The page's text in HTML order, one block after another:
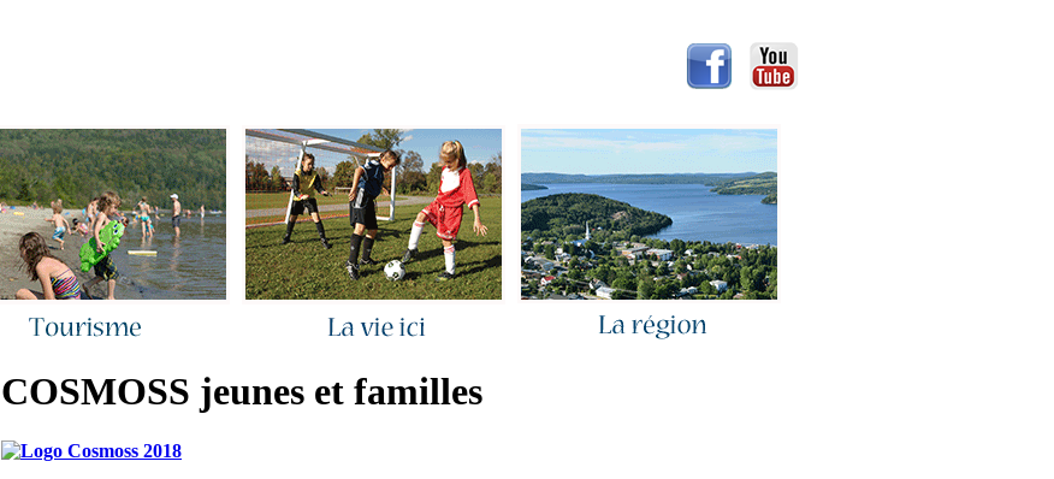
COSMOSS jeunes et familles